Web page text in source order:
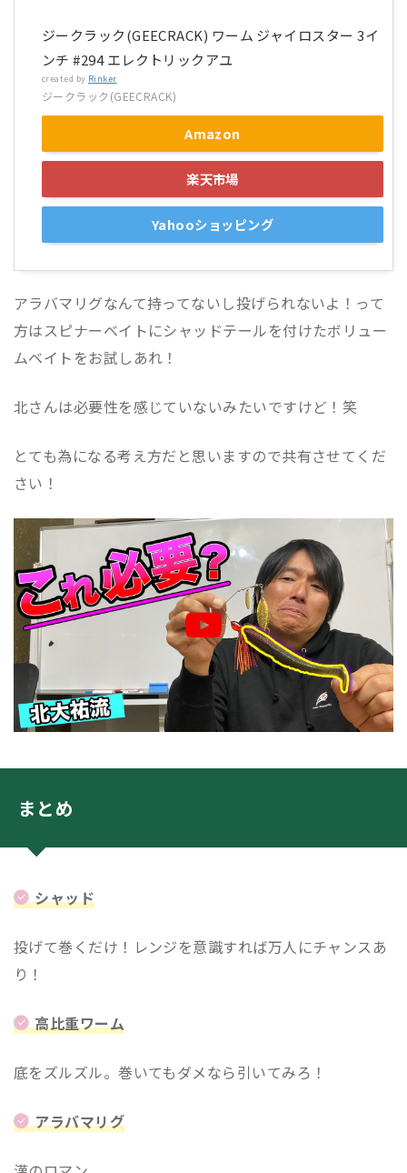
ジークラック(GEECRACK) ワーム ジャイロスター 3イ
ンチ #294 エレクトリックアユ
created by Rinker
ジークラック(GEECRACK)
Amazon
楽天市場
Yahooショッピング
アラバマリグなんて持ってないし投げられないよ！って
方はスピナーベイトにシャッドテールを付けたボリュー
ムベイトをお試しあれ！
北さんは必要性を感じていないみたいですけど！笑
とても為になる考え方だと思いますので共有させてくだ
さい！
まとめ
シャッド
投げて巻くだけ！レンジを意識すれば万人にチャンスあ
り！
高比重ワーム
底をズルズル。巻いてもダメなら引いてみろ！
アラバマリグ